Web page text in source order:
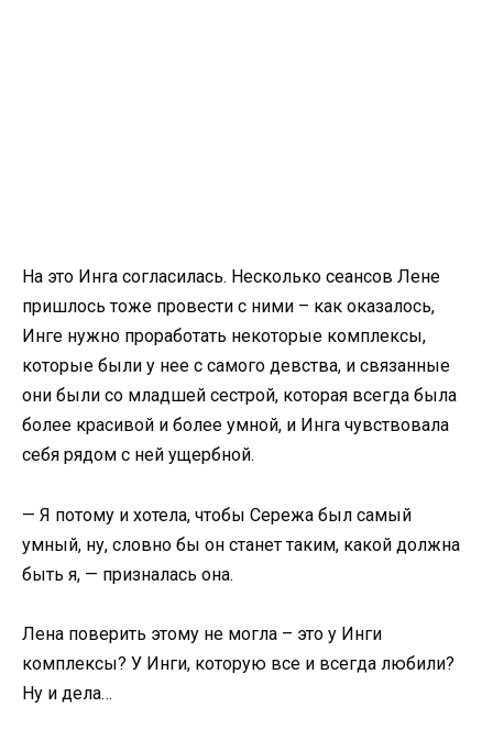
На это Инга согласилась. Несколько сеансов Лене
пришлось тоже провести с ними – как оказалось,
Инге нужно проработать некоторые комплексы,
которые были у нее с самого девства, и связанные
они были со младшей сестрой, которая всегда была
более красивой и более умной, и Инга чувствовала
себя рядом с ней ущербной.
— Я потому и хотела, чтобы Сережа был самый
умный, ну, словно бы он станет таким, какой должна
быть я, — призналась она.
Лена поверить этому не могла – это у Инги
комплексы? У Инги, которую все и всегда любили?
Ну и дела…